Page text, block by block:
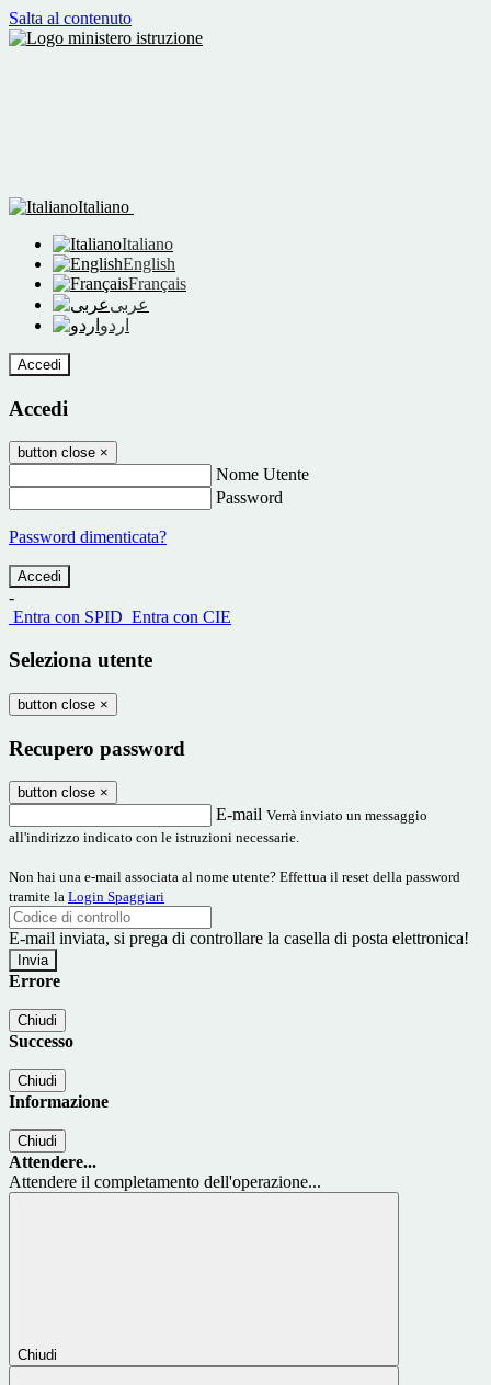
Salta al contenuto
Italiano
Italiano
English
Français
عربى
اردو
Accedi
Accedi
button close ×
Nome Utente
Password
Password dimenticata?
-
Entra con SPID Entra con CIE
Seleziona utente
button close ×
Recupero password
button close ×
E-mail Verrà inviato un messaggio
all'indirizzo indicato con le istruzioni necessarie.
Non hai una e-mail associata al nome utente? Effettua il reset della password
tramite la Login Spaggiari
E-mail inviata, si prega di controllare la casella di posta elettronica!
Errore
Chiudi
Successo
Chiudi
Informazione
Chiudi
Attendere...
Attendere il completamento dell'operazione...
Chiudi